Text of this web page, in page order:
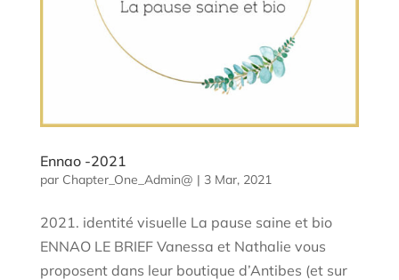
Ennao -2021
par Chapter_One_Admin@ | 3 Mar, 2021
2021. identité visuelle La pause saine et bio
ENNAO LE BRIEF Vanessa et Nathalie vous
proposent dans leur boutique d’Antibes (et sur